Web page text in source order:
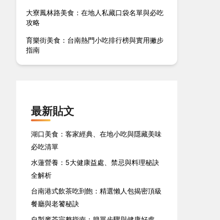
大寮鳳林路美食：在地人私藏口袋名單與必吃
攻略
育樂街美食：台南熱門小吃排行榜與實用撇步
指南
最新貼文
湖口美食：客家經典、在地小吃與隱藏美味
必吃清單
水蓮營養：5大健康益處、禁忌與料理秘訣
全解析
台南港式飲茶吃到飽：精選懶人包揭密頂級
餐廳與老饕秘訣